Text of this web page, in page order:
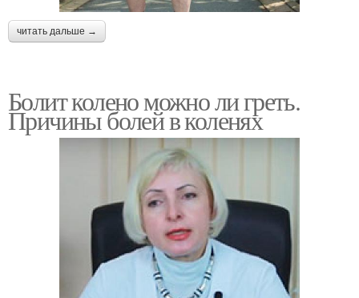
читать дальше →
Болит колено можно ли греть.
Причины болей в коленях